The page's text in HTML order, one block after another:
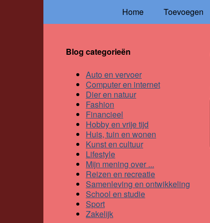
Home Toevoegen
Blog categorieën
Auto en vervoer
Computer en internet
Dier en natuur
Fashion
Financieel
Hobby en vrije tijd
Huis, tuin en wonen
Kunst en cultuur
Lifestyle
Mijn mening over ...
Reizen en recreatie
Samenleving en ontwikkeling
School en studie
Sport
Zakelijk